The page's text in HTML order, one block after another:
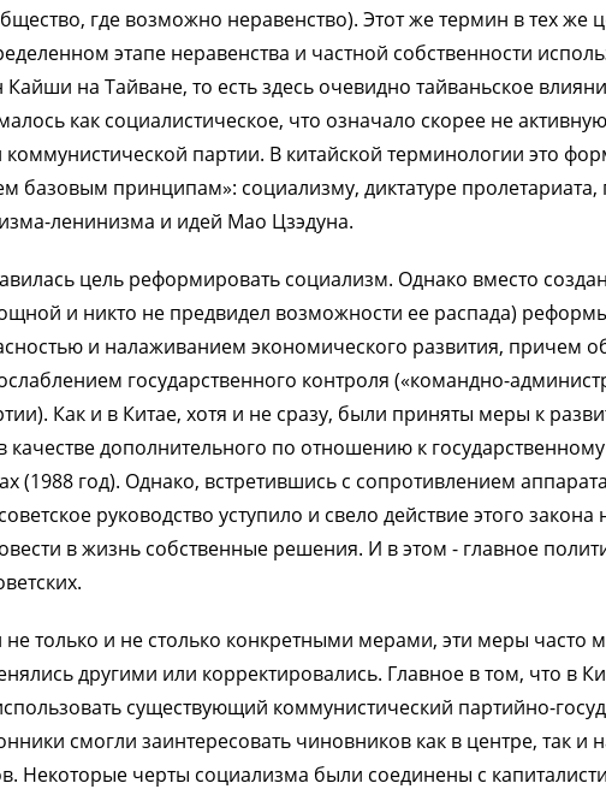
где возможно неравенство). Этот же термин в тех же
этапе неравенства и частной собственности
на Тайване, то есть здесь очевидно тайваньское
как социалистическое, что означало скорее не
коммунистической партии. В китайской терминологии это
базовым принципам»: социализму, диктатуре
ленинизма и идей Мао Цзэдуна.
цель реформировать социализм. Однако вместо
и никто не предвидел возможности ее распада)
и налаживанием экономического развития, причем
государственного контроля («командно-
Как и в Китае, хотя и не сразу, были приняты меры к
дополнительного по отношению к
(1988 год). Однако, встретившись с сопротивлением
руководство уступило и свело действие этого закона
в жизнь собственные решения. И в этом - главное
только и не столько конкретными мерами, эти меры часто
другими или корректировались. Главное в том, что в
существующий коммунистический партийно-
смогли заинтересовать чиновников как в центре, так и
Некоторые черты социализма были соединены с